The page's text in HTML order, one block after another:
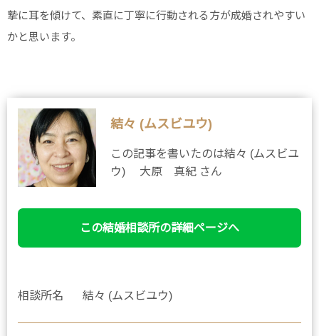
摯に耳を傾けて、素直に丁寧に行動される方が成婚されやすい
かと思います。
結々 (ムスビユウ)
この記事を書いたのは結々 (ムスビユ
ウ) 大原 真紀 さん
この結婚相談所の詳細ページへ
相談所名 結々 (ムスビユウ)